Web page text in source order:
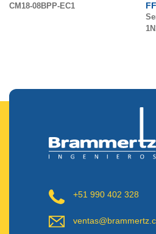
CM18-08BPP-EC1
+51 990 402 328